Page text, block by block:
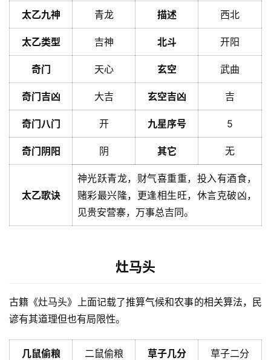
太乙九神 青龙 描述 西北
太乙类型 吉神 北斗 开阳
奇门 天心 玄空 武曲
奇门吉凶 大吉 玄空吉凶 吉
奇门八门 开 九星序号 5
奇门阴阳 阴 其它 无
太乙歌诀
神光跃青龙，财气喜重重，投入有酒食，
赌彩最兴隆，更逢相生旺，休言克破凶，
见贵安营寨，万事总吉同。
灶马头
古籍《灶马头》上面记载了推算气候和农事的相关算法，民
谚有其道理但也有局限性。
几鼠偷粮 二鼠偷粮 草子几分 草子二分